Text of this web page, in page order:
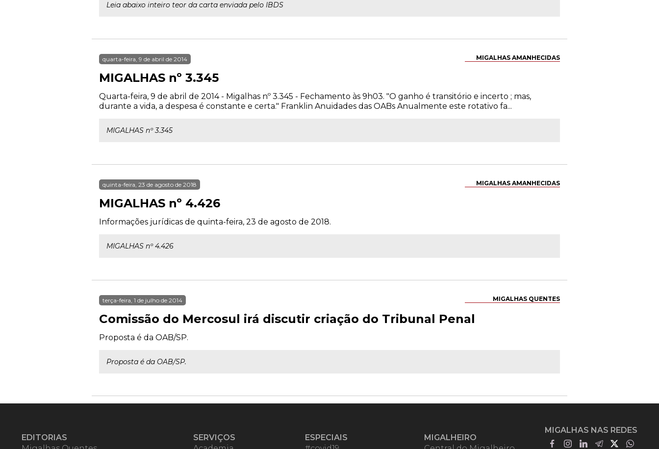
Leia abaixo inteiro teor da carta enviada pelo IBDS
MIGALHAS AMANHECIDAS
quarta-feira, 9 de abril de 2014
MIGALHAS nº 3.345
Quarta-feira, 9 de abril de 2014 - Migalhas nº 3.345 - Fechamento às 9h03. "O ganho é transitório e incerto ; mas,
durante a vida, a despesa é constante e certa." Franklin Anuidades das OABs Anualmente este rotativo fa...
MIGALHAS nº 3.345
MIGALHAS AMANHECIDAS
quinta-feira, 23 de agosto de 2018
MIGALHAS nº 4.426
Informações jurídicas de quinta-feira, 23 de agosto de 2018.
MIGALHAS nº 4.426
MIGALHAS QUENTES
terça-feira, 1 de julho de 2014
Comissão do Mercosul irá discutir criação do Tribunal Penal
Proposta é da OAB/SP.
Proposta é da OAB/SP.
EDITORIAS
SERVIÇOS
ESPECIAIS
MIGALHEIRO
MIGALHAS NAS REDES